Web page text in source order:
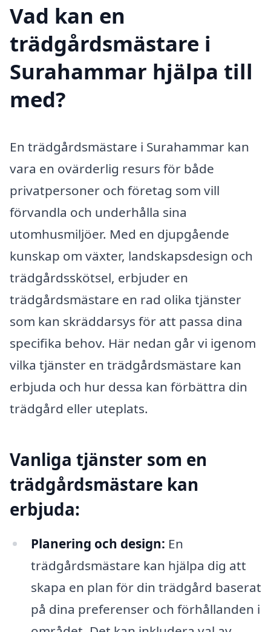
Vad kan en
trädgårdsmästare i
Surahammar hjälpa till
med?
En trädgårdsmästare i Surahammar kan
vara en ovärderlig resurs för både
privatpersoner och företag som vill
förvandla och underhålla sina
utomhusmiljöer. Med en djupgående
kunskap om växter, landskapsdesign och
trädgårdsskötsel, erbjuder en
trädgårdsmästare en rad olika tjänster
som kan skräddarsys för att passa dina
specifika behov. Här nedan går vi igenom
vilka tjänster en trädgårdsmästare kan
erbjuda och hur dessa kan förbättra din
trädgård eller uteplats.
Vanliga tjänster som en
trädgårdsmästare kan
erbjuda:
Planering och design: En
trädgårdsmästare kan hjälpa dig att
skapa en plan för din trädgård baserat
på dina preferenser och förhållanden i